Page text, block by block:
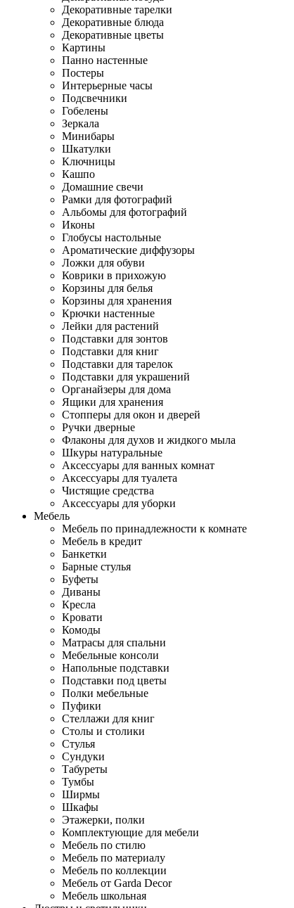
Декоративные тарелки
Декоративные блюда
Декоративные цветы
Картины
Панно настенные
Постеры
Интерьерные часы
Подсвечники
Гобелены
Зеркала
Минибары
Шкатулки
Ключницы
Кашпо
Домашние свечи
Рамки для фотографий
Альбомы для фотографий
Иконы
Глобусы настольные
Ароматические диффузоры
Ложки для обуви
Коврики в прихожую
Корзины для белья
Корзины для хранения
Крючки настенные
Лейки для растений
Подставки для зонтов
Подставки для книг
Подставки для тарелок
Подставки для украшений
Органайзеры для дома
Ящики для хранения
Стопперы для окон и дверей
Ручки дверные
Флаконы для духов и жидкого мыла
Шкуры натуральные
Аксессуары для ванных комнат
Аксессуары для туалета
Чистящие средства
Аксессуары для уборки
Мебель
Мебель по принадлежности к комнате
Мебель в кредит
Банкетки
Барные стулья
Буфеты
Диваны
Кресла
Кровати
Комоды
Матрасы для спальни
Мебельные консоли
Напольные подставки
Подставки под цветы
Полки мебельные
Пуфики
Стеллажи для книг
Столы и столики
Стулья
Сундуки
Табуреты
Тумбы
Ширмы
Шкафы
Этажерки, полки
Комплектующие для мебели
Мебель по стилю
Мебель по материалу
Мебель по коллекции
Мебель от Garda Decor
Мебель школьная